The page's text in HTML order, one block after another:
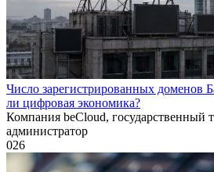
Число зарегистрированных доменов
ли цифровая экономика?
Компания beCloud, государственный
администратор
026